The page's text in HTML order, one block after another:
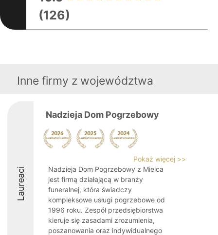
(126)
Inne firmy z województwa
Laureaci
Nadzieja Dom Pogrzebowy
Pokaż więcej >>
Nadzieja Dom Pogrzebowy z Mielca
jest firmą działającą w branży
funeralnej, która świadczy
kompleksowe usługi pogrzebowe od
1996 roku. Zespół przedsiębiorstwa
kieruje się zasadami zrozumienia,
poszanowania oraz indywidualnego